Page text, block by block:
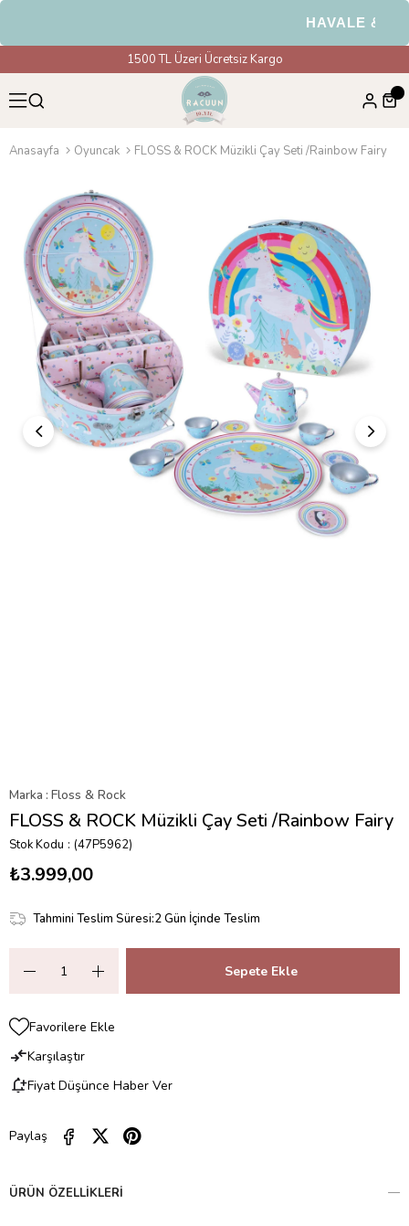
HAVALE &
1500 TL Üzeri Ücretsiz Kargo
Anasayfa Oyuncak FLOSS & ROCK Müzikli Çay Seti /Rainbow Fairy
Marka : Floss & Rock
FLOSS & ROCK Müzikli Çay Seti /Rainbow Fairy
Stok Kodu (47P5962)
₺3.999,00
Tahmini Teslim Süresi:2 Gün İçinde Teslim
Favorilere Ekle
Karşılaştır
Fiyat Düşünce Haber Ver
Paylaş
ÜRÜN ÖZELLIKLERI